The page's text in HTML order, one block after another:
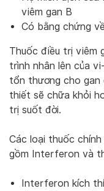
viêm gan B
Có bằng chứng
Thuốc điều trị viêm
trình nhân lên của
tổn thương cho gan
thiết sẽ chữa khỏi
trị suốt đời.
Các loại thuốc
gồm Interferon và
Interferon kích